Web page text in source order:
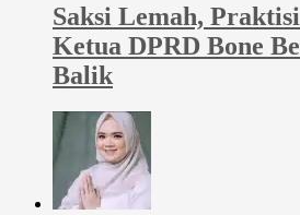
Saksi Lemah,
Ketua DPRD Bone
Balik